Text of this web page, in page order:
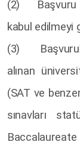
(2) Başvuru
kabul edilmeyi
(3)
alınan
(SAT ve
sınavları